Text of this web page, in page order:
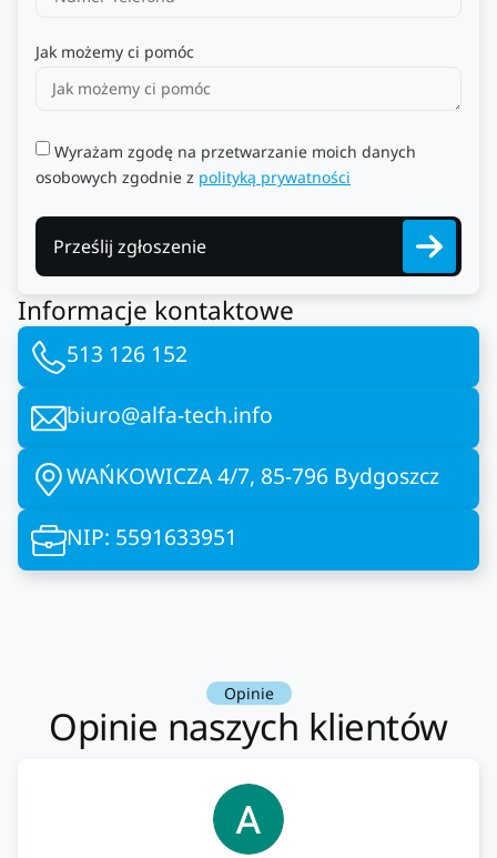
Jak możemy ci pomóc
Wyrażam zgodę na przetwarzanie moich danych
osobowych zgodnie z polityką prywatności
Prześlij zgłoszenie
Informacje kontaktowe
513 126 152
biuro@alfa-tech.info
WAŃKOWICZA 4/7, 85-796 Bydgoszcz
NIP: 5591633951
Opinie
Opinie naszych klientów